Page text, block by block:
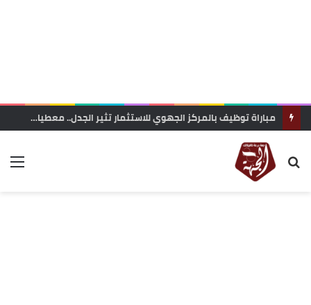
مباراة توظيف بالمركز الجهوي للاستثمار تثير الجدل.. معطيات حول محاولة “تفصيل المنصب” لفائدة مستخدمة مقربة